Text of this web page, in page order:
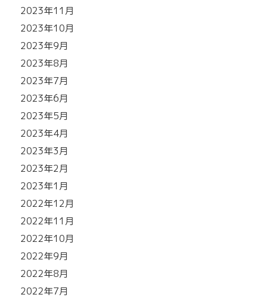
2023年11月
2023年10月
2023年9月
2023年8月
2023年7月
2023年6月
2023年5月
2023年4月
2023年3月
2023年2月
2023年1月
2022年12月
2022年11月
2022年10月
2022年9月
2022年8月
2022年7月